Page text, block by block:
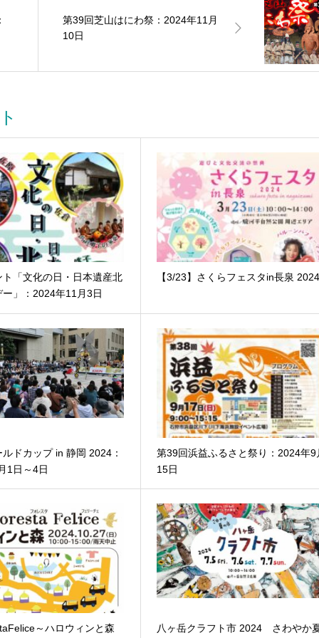
第39回芝山はにわ祭：2024年11月
10日
ト「文化の日・日本遺産北
」：2024年11月3日
【3/23】さくらフェスタin長泉
ドカップ in 静岡 2024：
1日～4日
第39回浜益ふるさと祭り：2024年9
15日
～ハロウィンと森 八ヶ岳クラフト市 2024 さわやか